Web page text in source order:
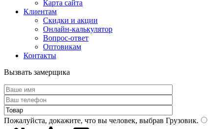
Карта сайта
Клиентам
Скидки и акции
Онлайн-калькулятор
Вопрос-ответ
Оптовикам
Контакты
Вызвать замерщика
Пожалуйста, докажите, что вы человек, выбрав Грузовик.